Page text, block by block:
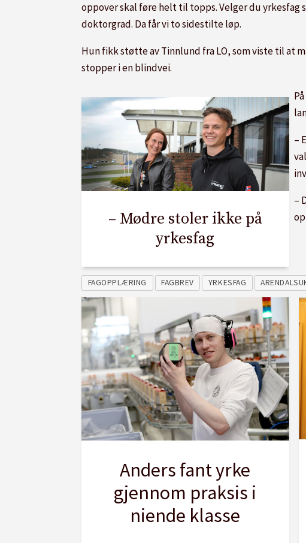
oppover skal føre helt til topps. Velger du
doktorgrad. Da får vi to sidestilte løp.
Hun fikk støtte av Tinnlund fra LO, som viste til at
stopper i en blindvei.
– Mødre stoler ikke på
yrkesfag
–
–
FAGOPPLÆRING FAGBREV YRKESFAG
Anders fant yrke
gjennom praksis i
niende klasse